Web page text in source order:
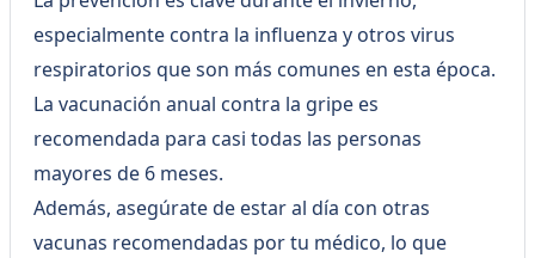
especialmente contra la influenza y otros virus
respiratorios que son más comunes en esta época.
La vacunación anual contra la gripe es
recomendada para casi todas las personas
mayores de 6 meses.
Además, asegúrate de estar al día con otras
vacunas recomendadas por tu médico, lo que